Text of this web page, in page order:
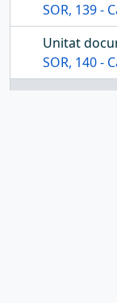
SOR, 139 - Carta del
Unitat
SOR, 140 - Carta d'agraïment del
Unitat